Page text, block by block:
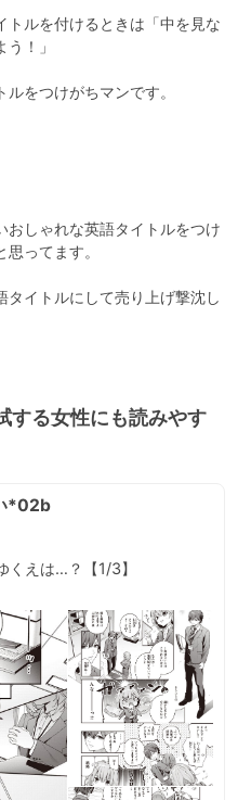
トルを付けるときは「中を見な
！」
をつけがちマンです。
おしゃれな英語タイトルをつけ
ってます。
タイトルにして売り上げ撃沈し
する女性にも読みやす
*02b
くえは…？【1/3】